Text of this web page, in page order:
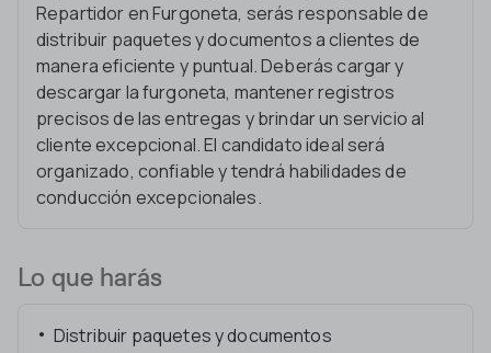
Repartidor en Furgoneta, serás responsable de
distribuir paquetes y documentos a clientes de
manera eficiente y puntual. Deberás cargar y
descargar la furgoneta, mantener registros
precisos de las entregas y brindar un servicio al
cliente excepcional. El candidato ideal será
organizado, confiable y tendrá habilidades de
conducción excepcionales.
Lo que harás
Distribuir paquetes y documentos